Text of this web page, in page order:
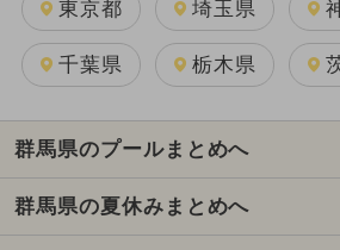
東京都 埼玉県
千葉県 栃木県
群馬県のプールまとめへ
群馬県の夏休みまとめへ